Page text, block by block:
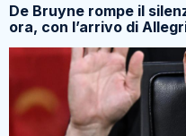
De Bruyne rompe il
ora, con l’arrivo di